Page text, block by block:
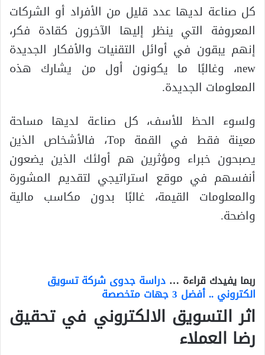
كل صناعة لديها عدد قليل من الأفراد أو الشركات
المعروفة التي ينظر إليها الآخرون كقادة فكر،
إنهم يبقون في أوائل التقنيات والأفكار الجديدة
new، وغالبًا ما يكونون أول من يشارك هذه
المعلومات الجديدة.
ولسوء الحظ للأسف، كل صناعة لديها مساحة
معينة فقط في القمة Top، فالأشخاص الذين
يصبحون خبراء ومؤثرين هم أولئك الذين يضعون
أنفسهم في موقع استراتيجي لتقديم المشورة
والمعلومات القيمة، غالبًا بدون مكاسب مالية
واضحة.
ربما يفيدك قراءة … دراسة جدوى شركة تسويق
الكتروني .. أفضل 3 جهات متخصصة
اثر التسويق الالكتروني في تحقيق
رضا العملاء